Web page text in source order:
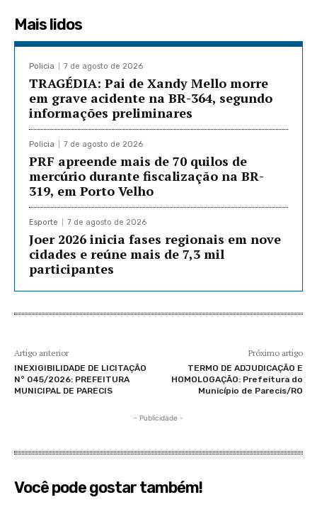
Mais lidos
Policia 7 de agosto de 2026
TRAGÉDIA: Pai de Xandy Mello morre
em grave acidente na BR-364, segundo
informações preliminares
Policia 7 de agosto de 2026
PRF apreende mais de 70 quilos de
mercúrio durante fiscalização na BR-
319, em Porto Velho
Esporte 7 de agosto de 2026
Joer 2026 inicia fases regionais em nove
cidades e reúne mais de 7,3 mil
participantes
Artigo anterior
INEXIGIBILIDADE DE LICITAÇÃO
N° 045/2026: PREFEITURA
MUNICIPAL DE PARECIS
Próximo artigo
TERMO DE ADJUDICAÇÃO E
HOMOLOGAÇÃO: Prefeitura do
Município de Parecis/RO
- Publicidade -
Você pode gostar também!